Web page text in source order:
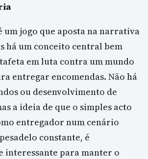
um jogo que aposta na narrativa
há um conceito central bem
em luta contra um mundo
entregar encomendas. Não há
ou desenvolvimento de
a ideia de que o simples acto
entregador num cenário
constante, é
interessante para manter o